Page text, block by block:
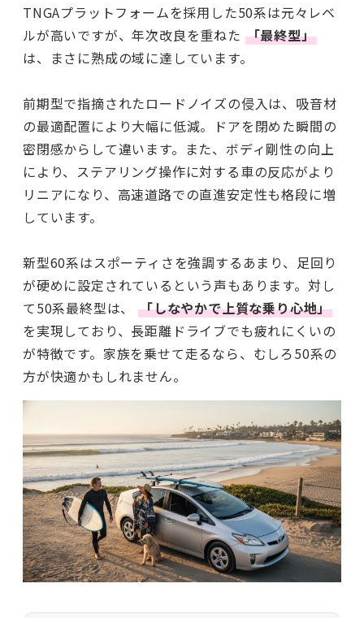
TNGAプラットフォームを採用した50系は元々レベ
ルが高いですが、年次改良を重ねた 「最終型」
は、まさに熟成の域に達しています。
前期型で指摘されたロードノイズの侵入は、吸音材
の最適配置により大幅に低減。ドアを閉めた瞬間の
密閉感からして違います。また、ボディ剛性の向上
により、ステアリング操作に対する車の反応がより
リニアになり、高速道路での直進安定性も格段に増
しています。
新型60系はスポーティさを強調するあまり、足回り
が硬めに設定されているという声もあります。対し
て50系最終型は、「しなやかで上質な乗り心地」
を実現しており、長距離ドライブでも疲れにくいの
が特徴です。家族を乗せて走るなら、むしろ50系の
方が快適かもしれません。